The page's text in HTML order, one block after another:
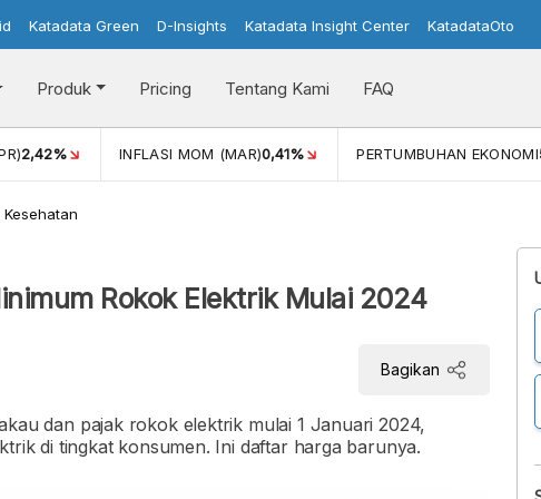
Katadata Green D-Insights Katadata Insight Center KatadataOto
Produk Pricing Tentang Kami FAQ
2,42% INFLASI MOM (MAR)0,41% PERTUMBUHAN EKONOMI
Rokok Elektrik Mulai 2024
Bagikan
dan pajak rokok elektrik mulai 1 Januari 2024,
di tingkat konsumen. Ini daftar harga barunya.